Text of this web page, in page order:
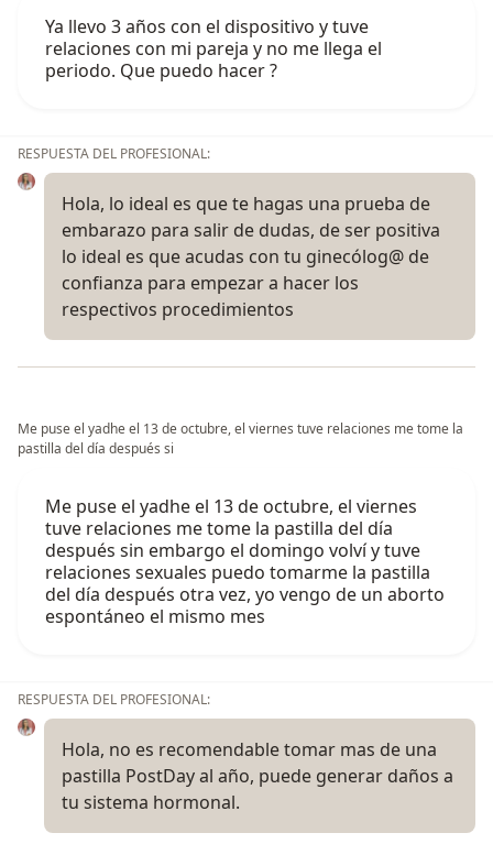
Ya llevo 3 años con el dispositivo y tuve
relaciones con mi pareja y no me llega el
periodo. Que puedo hacer ?
RESPUESTA DEL PROFESIONAL:
Hola, lo ideal es que te hagas una prueba de
embarazo para salir de dudas, de ser positiva
lo ideal es que acudas con tu ginecólog@ de
confianza para empezar a hacer los
respectivos procedimientos
Me puse el yadhe el 13 de octubre, el viernes tuve relaciones me tome la
pastilla del día después si
Me puse el yadhe el 13 de octubre, el viernes
tuve relaciones me tome la pastilla del día
después sin embargo el domingo volví y tuve
relaciones sexuales puedo tomarme la pastilla
del día después otra vez, yo vengo de un aborto
espontáneo el mismo mes
RESPUESTA DEL PROFESIONAL:
Hola, no es recomendable tomar mas de una
pastilla PostDay al año, puede generar daños a
tu sistema hormonal.